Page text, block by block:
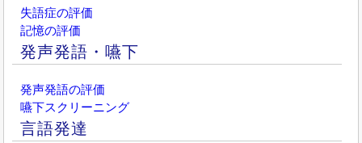
失語症の評価
記憶の評価
発声発語・嚥下
発声発語の評価
嚥下スクリーニング
言語発達